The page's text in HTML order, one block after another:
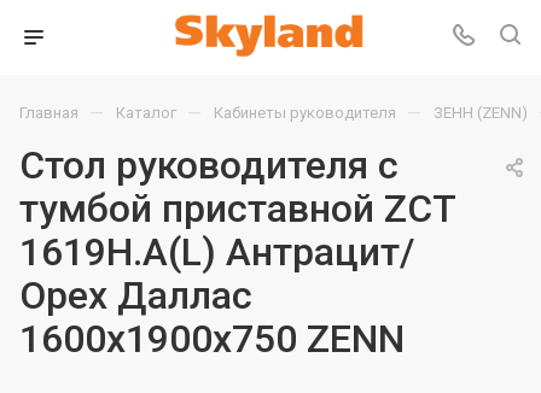
Главная — Каталог — Кабинеты руководителя — ЗЕНН (ZENN)
Стол руководителя с
тумбой приставной ZCT
1619H.A(L) Антрацит/
Орех Даллас
1600х1900х750 ZENN